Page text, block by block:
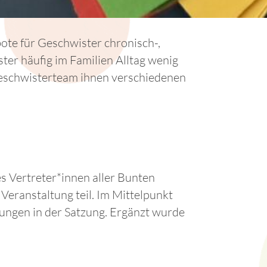
für Geschwister chronisch-,
häufig im Familien Alltag wenig
ihnen verschiedenen
Vertreter*innen aller Bunten
Veranstaltung teil. Im Mittelpunkt
in der Satzung. Ergänzt wurde